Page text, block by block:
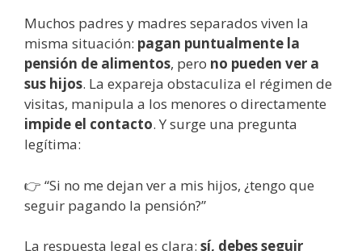
Muchos padres y madres separados viven la
misma situación: pagan puntualmente la
pensión de alimentos, pero no pueden ver a
sus hijos. La expareja obstaculiza el régimen de
visitas, manipula a los menores o directamente
impide el contacto. Y surge una pregunta
legítima:
👉 “Si no me dejan ver a mis hijos, ¿tengo que
seguir pagando la pensión?”
La respuesta legal es clara: sí, debes seguir